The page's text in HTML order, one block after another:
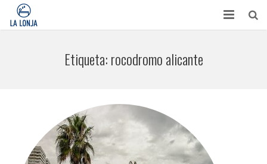
Etiqueta:rocodromo alicante